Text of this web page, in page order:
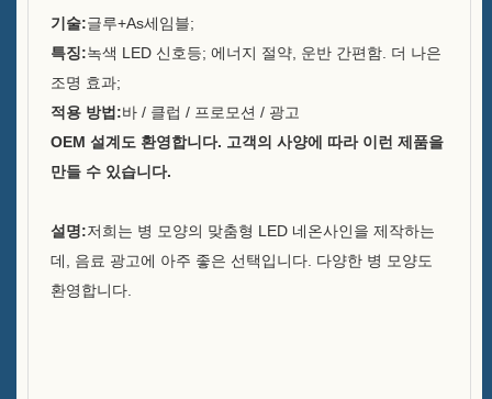
바 탑 병따개
소개
우리가 누구인가
운용
지속 가능성
기술:글루+As세임블;
특징:녹색 LED 신호등; 에너지 절약, 운반 간편함. 더 나은
조명 효과;
적용 방법:바 / 클럽 / 프로모션 / 광고
OEM 설계도 환영합니다. 고객의 사양에 따라 이런 제품을
만들 수 있습니다.
설명:저희는 병 모양의 맞춤형 LED 네온사인을 제작하는
데, 음료 광고에 아주 좋은 선택입니다. 다양한 병 모양도
환영합니다.